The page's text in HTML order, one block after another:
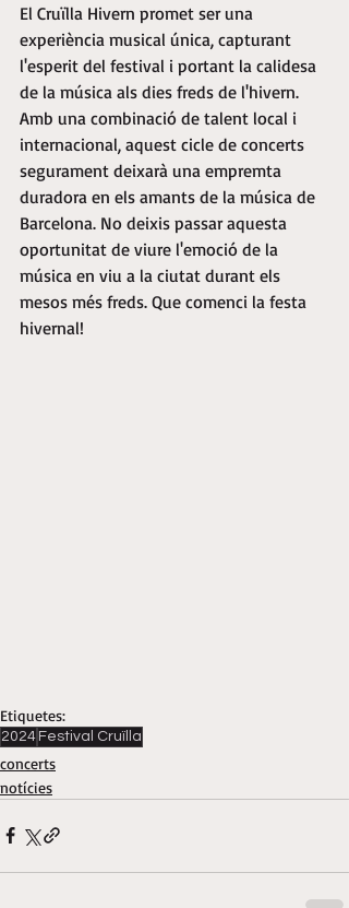
El Cruïlla Hivern promet ser una
experiència musical única, capturant
l'esperit del festival i portant la calidesa
de la música als dies freds de l'hivern.
Amb una combinació de talent local i
internacional, aquest cicle de concerts
segurament deixarà una empremta
duradora en els amants de la música de
Barcelona. No deixis passar aquesta
oportunitat de viure l'emoció de la
música en viu a la ciutat durant els
mesos més freds. Que comenci la festa
hivernal!
Etiquetes:
2024 Festival Cruïlla
concerts
notícies